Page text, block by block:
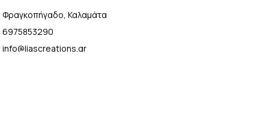
Φραγκοπήγαδο, Καλαμάτα
6975853290
info@liascreations.gr